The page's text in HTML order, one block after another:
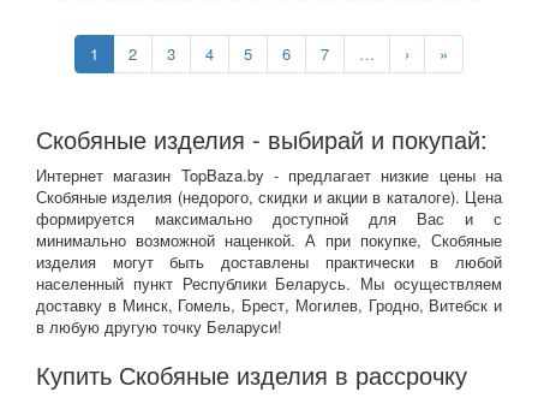
1 2 3 4 5 6 7 … › »
Скобяные изделия - выбирай и покупай:
Интернет магазин TopBaza.by - предлагает низкие цены на
Скобяные изделия (недорого, скидки и акции в каталоге). Цена
формируется максимально доступной для Вас и с
минимально возможной наценкой. А при покупке, Скобяные
изделия могут быть доставлены практически в любой
населенный пункт Республики Беларусь. Мы осуществляем
доставку в Минск, Гомель, Брест, Могилев, Гродно, Витебск и
в любую другую точку Беларуси!
Купить Скобяные изделия в рассрочку